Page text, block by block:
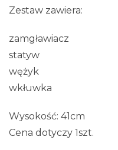
Zestaw zawiera:
zamgławiacz
statyw
wężyk
wkłuwka
Wysokość: 41cm
Cena dotyczy 1szt.